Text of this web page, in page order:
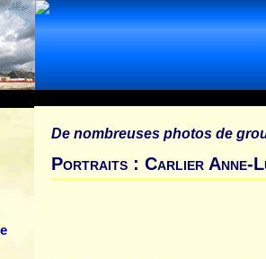
De nombreuses photos de
Portraits : Carlier Anne-